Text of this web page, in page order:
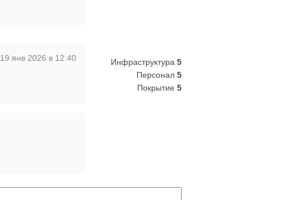
19 янв 2026 в 12:40
Инфраструктура 5
Персонал 5
Покрытие 5